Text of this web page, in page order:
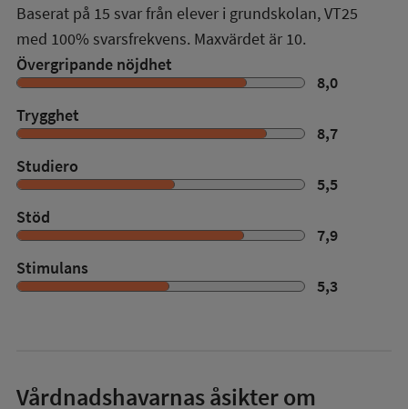
Baserat på 15 svar från elever i grundskolan,VT25
med 100% svarsfrekvens. Maxvärdet är 10.
Övergripande nöjdhet
8,0
Trygghet
8,7
Studiero
5,5
Stöd
7,9
Stimulans
5,3
Vårdnadshavarnas åsikter om